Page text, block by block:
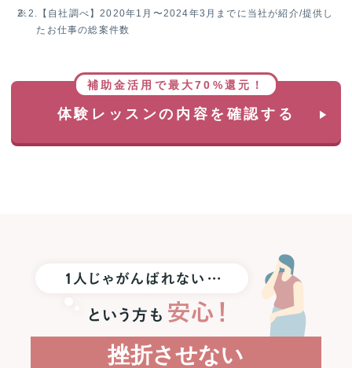
※2.
【自社調べ】2020年1月〜2024年3月までに当社が紹介/提供し
たお仕事の総案件数
補助金活用で最大70%還元！
体験レッスンの内容を確認する
挫折させない